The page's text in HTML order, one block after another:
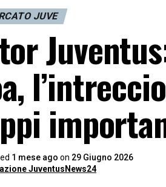
JUVE
1 mese ago on 29 Giugno 2026
JuventusNews24